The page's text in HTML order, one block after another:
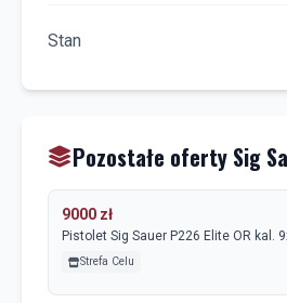
Stan
Pozostałe oferty Sig
9000 zł
Pistolet Sig Sauer P226 Elite OR kal.
Strefa Celu